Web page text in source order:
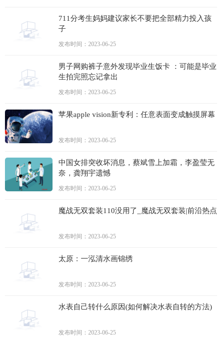
711分考生妈妈建议家长不要把全部精力投入孩
子
发布时间：2023-06-25
男子网购裤子意外发现毕业生饭卡 ：可能是毕业
生拍完照忘记拿出
发布时间：2023-06-25
苹果apple vision新专利：任意表面变成触摸屏幕
发布时间：2023-06-25
中国女排突收坏消息，蔡斌雪上加霜，李盈莹无
奈，龚翔宇遗憾
发布时间：2023-06-25
魔战无双套装110没用了_魔战无双套装|前沿热点
发布时间：2023-06-25
太原：一泓清水画锦绣
发布时间：2023-06-25
水表自己转什么原因(如何解决水表自转的方法)
发布时间：2023-06-25